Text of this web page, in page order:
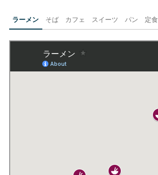
お問い合わせ
サイトマップ
ラーメン そば カフェ スイーツ パン 定食